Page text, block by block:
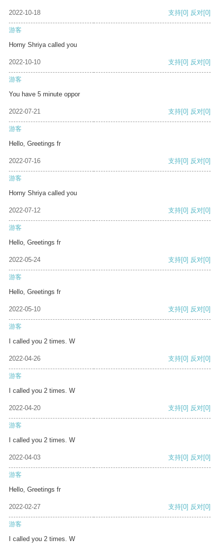
2022-10-18 支持[0] 反对[0]
游客
Horny Shriya called you
2022-10-10 支持[0] 反对[0]
游客
You have 5 minute oppor
2022-07-21 支持[0] 反对[0]
游客
Hello, Greetings fr
2022-07-16 支持[0] 反对[0]
游客
Horny Shriya called you
2022-07-12 支持[0] 反对[0]
游客
Hello, Greetings fr
2022-05-24 支持[0] 反对[0]
游客
Hello, Greetings fr
2022-05-10 支持[0] 反对[0]
游客
I called you 2 times. W
2022-04-26 支持[0] 反对[0]
游客
I called you 2 times. W
2022-04-20 支持[0] 反对[0]
游客
I called you 2 times. W
2022-04-03 支持[0] 反对[0]
游客
Hello, Greetings fr
2022-02-27 支持[0] 反对[0]
游客
I called you 2 times. W